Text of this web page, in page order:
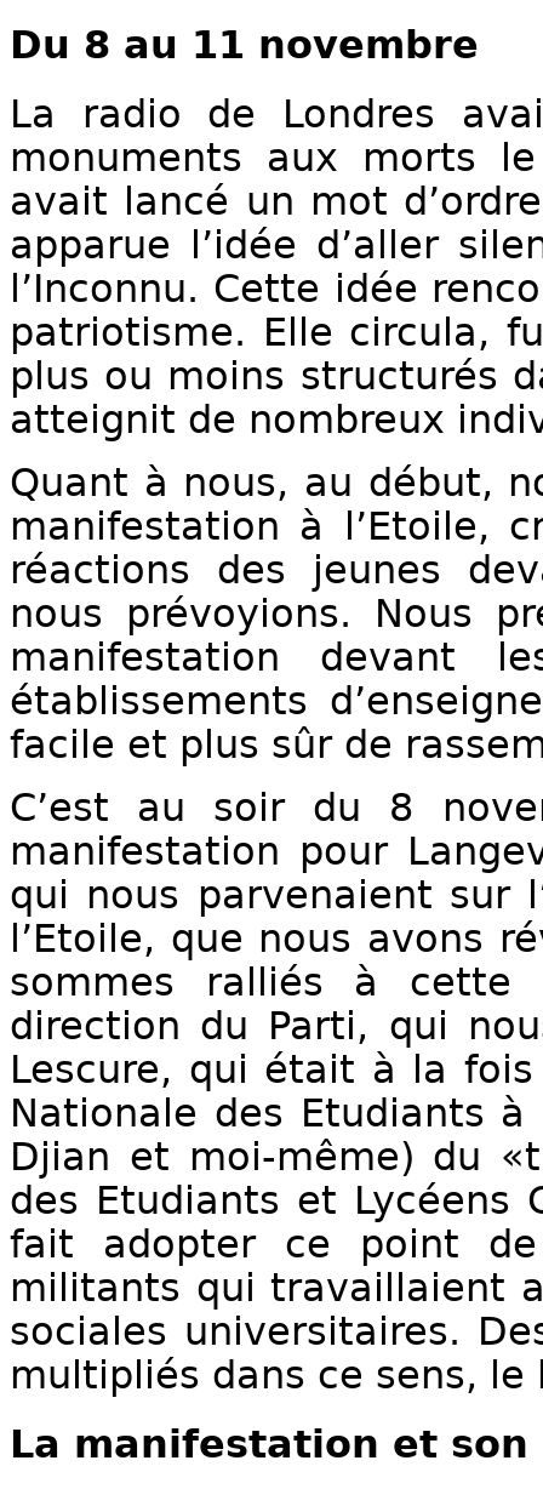
Du 8 au 11 novembre
La radio de Londres
monuments aux morts
avait lancé un mot
apparue l’idée d’aller
l’Inconnu. Cette idée
patriotisme. Elle circula,
plus ou moins structurés
atteignit de nombreux
Quant à nous, au début,
manifestation à l’Etoile,
réactions des jeunes
nous prévoyions. Nous
manifestation devant
établissements
facile et plus sûr de
C’est au soir du 8
manifestation pour
qui nous parvenaient sur
l’Etoile, que nous avons
sommes ralliés à cette
direction du Parti, qui
Lescure, qui était à la
Nationale des Etudiants
Djian et moi-même) du
des Etudiants et Lycéens
fait adopter ce point
militants qui travaillaient
sociales universitaires.
multipliés dans ce sens,
La manifestation et son